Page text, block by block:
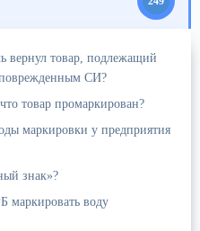
вернул товар, подлежащий
СИ?
товар промаркирован?
маркировки у предприятия
знак»?
маркировать воду